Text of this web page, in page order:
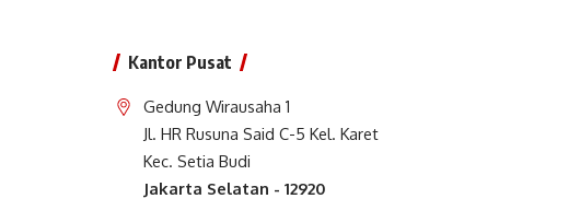
Kantor Pusat
Gedung Wirausaha 1
Jl. HR Rusuna Said C-5 Kel. Karet
Kec. Setia Budi
Jakarta Selatan - 12920